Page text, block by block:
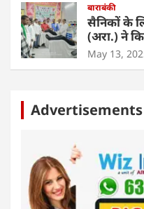
बाराबंकी
सैनिकों के
(अरा.) ने
May 13,
Advertisements